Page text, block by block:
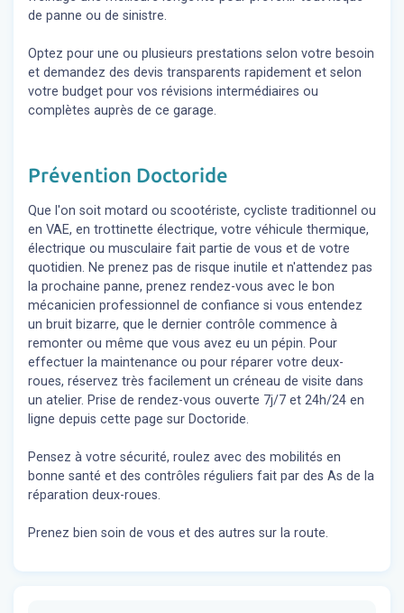
de panne ou de sinistre.
Optez pour une ou plusieurs prestations selon votre besoin
et demandez des devis transparents rapidement et selon
votre budget pour vos révisions intermédiaires ou
complètes auprès de ce garage.
Prévention Doctoride
Que l'on soit motard ou scootériste, cycliste traditionnel ou
en VAE, en trottinette électrique, votre véhicule thermique,
électrique ou musculaire fait partie de vous et de votre
quotidien. Ne prenez pas de risque inutile et n'attendez pas
la prochaine panne, prenez rendez-vous avec le bon
mécanicien professionnel de confiance si vous entendez
un bruit bizarre, que le dernier contrôle commence à
remonter ou même que vous avez eu un pépin. Pour
effectuer la maintenance ou pour réparer votre deux-
roues, réservez très facilement un créneau de visite dans
un atelier. Prise de rendez-vous ouverte 7j/7 et 24h/24 en
ligne depuis cette page sur Doctoride.
Pensez à votre sécurité, roulez avec des mobilités en
bonne santé et des contrôles réguliers fait par des As de la
réparation deux-roues.
Prenez bien soin de vous et des autres sur la route.